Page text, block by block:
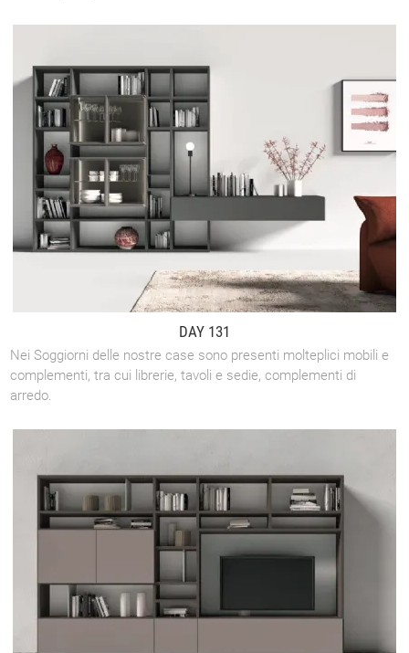
DAY 131
Nei Soggiorni delle nostre case sono presenti molteplici mobili e
complementi, tra cui librerie, tavoli e sedie, complementi di
arredo.